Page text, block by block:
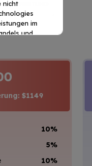
AUSWERTUNG
$1149
10%
5%
10%
nicht
im
und